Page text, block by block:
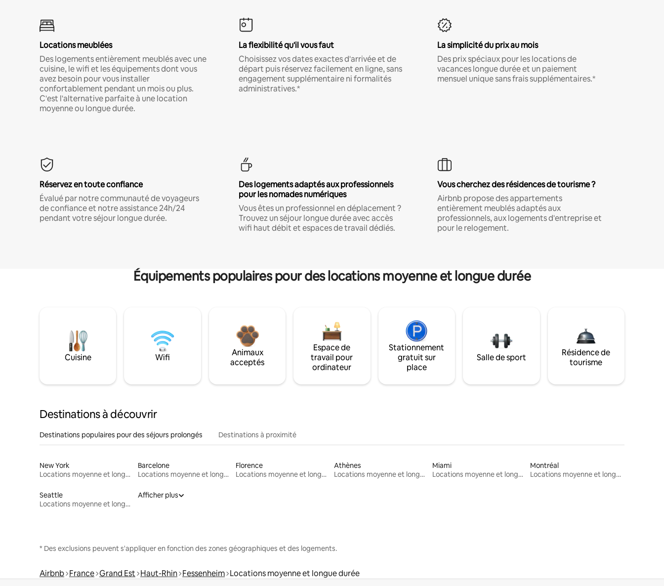
Locations meublées
Des logements entièrement meublés avec une
cuisine, le wifi et les équipements dont vous
avez besoin pour vous installer
confortablement pendant un mois ou plus.
C'est l'alternative parfaite à une location
moyenne ou longue durée.
La flexibilité qu'il vous faut
Choisissez vos dates exactes d'arrivée et de
départ puis réservez facilement en ligne, sans
engagement supplémentaire ni formalités
administratives.*
La simplicité du prix au mois
Des prix spéciaux pour les locations de
vacances longue durée et un paiement
mensuel unique sans frais supplémentaires.*
Réservez en toute confiance
Évalué par notre communauté de voyageurs
de confiance et notre assistance 24h/24
pendant votre séjour longue durée.
Des logements adaptés aux professionnels
pour les nomades numériques
Vous êtes un professionnel en déplacement ?
Trouvez un séjour longue durée avec accès
wifi haut débit et espaces de travail dédiés.
Vous cherchez des résidences de tourisme ?
Airbnb propose des appartements
entièrement meublés adaptés aux
professionnels, aux logements d'entreprise et
pour le relogement.
Équipements populaires pour des locations moyenne et longue durée
Cuisine Wifi
Animaux
acceptés
Espace de
travail pour
ordinateur
Stationnement
gratuit sur
place
Salle de sport
Résidence de
tourisme
Destinations à découvrir
Destinations populaires pour des séjours prolongés Destinations à proximité
New York
Locations moyenne et longue durée
Barcelone
Locations moyenne et longue durée
Florence
Locations moyenne et longue durée
Athènes
Locations moyenne et longue durée
Miami
Locations moyenne et longue durée
Montréal
Locations moyenne et longue durée
Seattle
Locations moyenne et longue durée
Afficher plus
* Des exclusions peuvent s'appliquer en fonction des zones géographiques et des logements.
Airbnb France Grand Est Haut-Rhin Fessenheim Locations moyenne et longue durée